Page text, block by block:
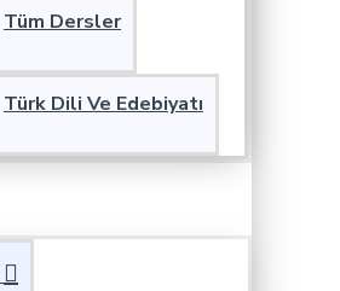
Tüm Dersler
Türk Dili Ve Edebiyatı